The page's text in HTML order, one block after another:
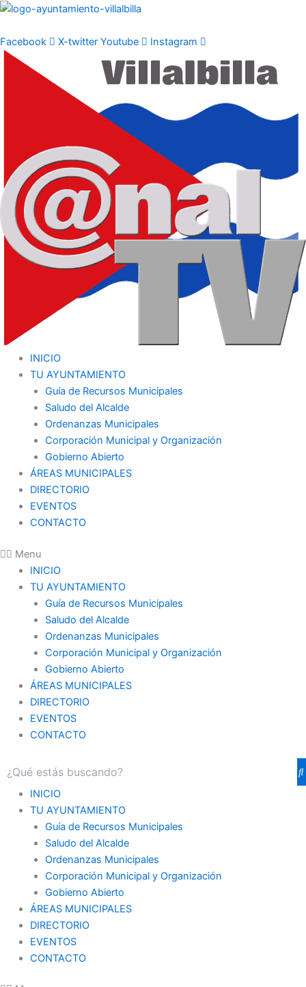
Ir
contenido
Facebook X-twitter Youtube Instagram
INICIO
TU AYUNTAMIENTO
Guía de Recursos Municipales
Saludo del Alcalde
Ordenanzas Municipales
Corporación Municipal y Organización
Gobierno Abierto
ÁREAS MUNICIPALES
DIRECTORIO
EVENTOS
CONTACTO
Menu
INICIO
TU AYUNTAMIENTO
Guía de Recursos Municipales
Saludo del Alcalde
Ordenanzas Municipales
Corporación Municipal y Organización
Gobierno Abierto
ÁREAS MUNICIPALES
DIRECTORIO
EVENTOS
CONTACTO
INICIO
TU AYUNTAMIENTO
Guía de Recursos Municipales
Saludo del Alcalde
Ordenanzas Municipales
Corporación Municipal y Organización
Gobierno Abierto
ÁREAS MUNICIPALES
DIRECTORIO
EVENTOS
CONTACTO